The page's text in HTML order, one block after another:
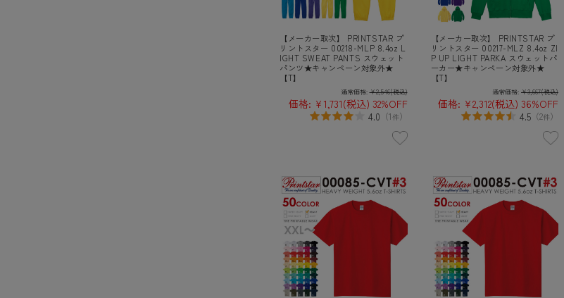
【メーカー取次】 PRINTSTAR プ
リントスター 00218-MLP 8.4oz L
IGHT SWEAT PANTS スウェット
パンツ★キャンペーン対象外★
【T】
通常価格: ¥2,546(税込)
価格: ¥1,731(税込) 32%OFF
4.0 （1件）
【メーカー取次】 PRINTSTAR プ
リントスター 00217-MLZ 8.4oz ZI
P UP LIGHT PARKA スウェットパ
ーカー★キャンペーン対象外★
【T】
通常価格: ¥3,667(税込)
価格: ¥2,312(税込) 36%OFF
4.5 （2件）